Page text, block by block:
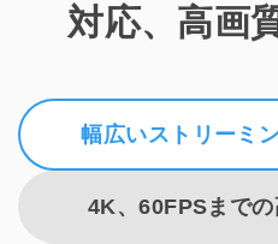
対応、高画
幅広いストリーミ
4K、60FPSまで